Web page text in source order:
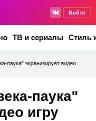
Войти
ТВ и сериалы Стиль
паука" экранизирует видео
паука"
игру